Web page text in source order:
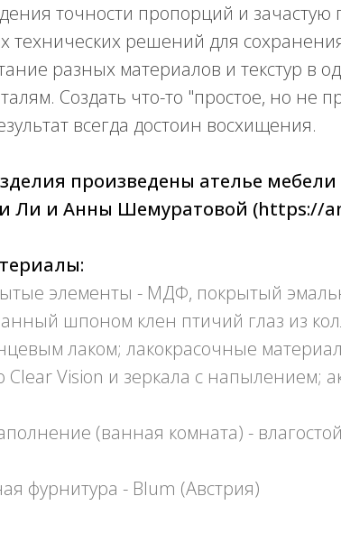
точности пропорций и
технических решений для
разных материалов и текстур в
Создать что-то "простое, но не
всегда достоин восхищения.
произведены ателье
Ли и Анны Шемуратовой (https://
элементы - МДФ, покрытый
шпоном клен птичий глаз из
лаком; лакокрасочные
Clear Vision и зеркала с напылением;
(ванная комната) -
фурнитура - Blum (Австрия)